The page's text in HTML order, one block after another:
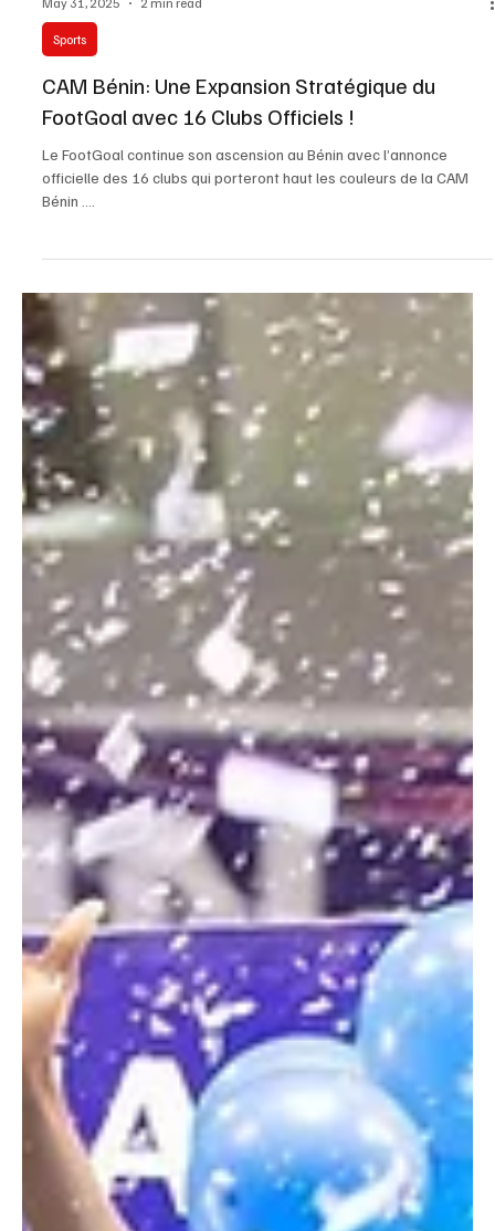
May 31, 2025 2 min read
Sports
FootGoal avec 16 Clubs Officiels !
Le FootGoal continue son ascension au Bénin avec l’annonce
officielle des 16 clubs qui porteront haut les couleurs de la CAM
Bénin ....